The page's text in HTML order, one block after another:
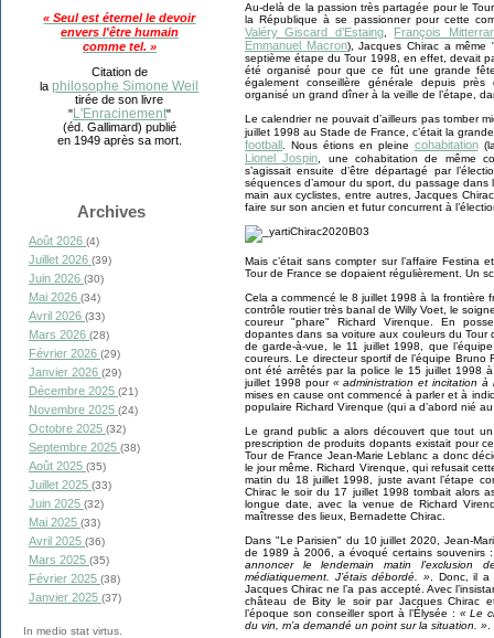
« Seul est éternel le devoir
envers l'être humain
comme tel. »
Citation de
laphilosophe Simone Weil
tirée de son livre
"L'Enracinement"
(éd. Gallimard) publié
en 1949 après sa mort.
Archives
Août 2026 (4)
Juillet 2026 (39)
Juin 2026 (30)
Mai 2026 (34)
Avril 2026 (33)
Mars 2026 (28)
Février 2026 (29)
Janvier 2026 (29)
Décembre 2025 (21)
Novembre 2025 (24)
Octobre 2025 (32)
Septembre 2025 (38)
Août 2025 (35)
Juillet 2025 (33)
Juin 2025 (32)
Mai 2025 (33)
Avril 2025 (36)
Mars 2025 (35)
Février 2025 (38)
Janvier 2025 (37)
In medio stat virtus.
Au-delà de la passion très partagée pour le
la République à se passionner pour cette
Valéry Giscard d’Estaing,
François
Emmanuel Macron), Jacques Chirac a
septième étape du Tour 1998, en effet, devait
été organisé pour que ce fût une grande
également conseillère générale depuis près
organisé un grand dîner à la veille de l’étape,
Le calendrier ne pouvait d’ailleurs pas tomber
juillet 1998 au Stade de France, c’était la
football . Nous étions en pleine cohabitation(la
Lionel Jospin, une cohabitation de même
s’agissait ensuite d’être départagé par
séquences d’amour du sport, du passage
main aux cyclistes, entre autres, Jacques
faire sur son ancien et futur concurrent à
Mais c’était sans compter sur l’affaire
Tour de France se dopaient régulièrement. Un
Cela a commencé le 8 juillet 1998 à la frontière
contrôle routier très banal de Willy Voet, le
coureur "phare" Richard Virenque. En
dopantes dans sa voiture aux couleurs du Tour
de garde-à-vue, le 11 juillet 1998, que
coureurs. Le directeur sportif de l’équipe Bruno
ont été arrêtés par la police le 15 juillet 1998
juillet 1998 pour « administration et incitation à
mises en cause ont commencé à parler et à
populaire Richard Virenque (qui a d’abord nié
Le grand public a alors découvert que tout
prescription de produits dopants existait pour
Tour de France Jean-Marie Leblanc a donc
le jour même. Richard Virenque, qui refusait
matin du 18 juillet 1998, juste avant l’étape
Chirac le soir du 17 juillet 1998 tombait alors
longue date, avec la venue de Richard
maîtresse des lieux, Bernadette Chirac.
Dans "Le Parisien" du 10 juillet 2020, Jean-
de 1989 à 2006, a évoqué certains souvenirs
annoncer le lendemain matin l’exclusion
médiatiquement. J’étais débordé. ». Donc, il a
Jacques Chirac ne l’a pas accepté. Avec
château de Bity le soir par Jacques Chirac
l’époque son conseiller sport à l’Élysée : « Le
du vin, m’a demandé un point sur la situation. ».